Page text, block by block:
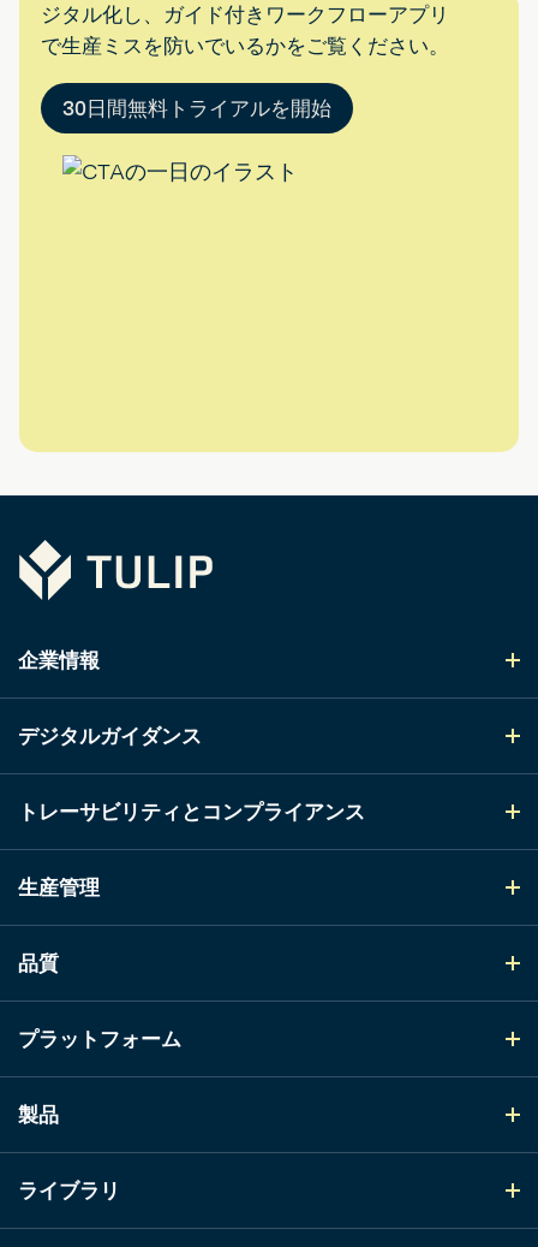
ジタル化し、ガイド付きワークフローアプリ
で生産ミスを防いでいるかをご覧ください。
30日間無料トライアルを開始
Tulip
企業情報
デジタルガイダンス
トレーサビリティとコンプライアンス
生産管理
品質
プラットフォーム
製品
ライブラリ